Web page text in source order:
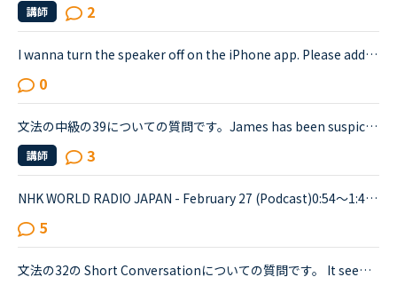
講師 2
I wanna turn the speaker off on the iPhone app. Please add a function to kill the speaker on the app.Very loud voice of tutors is coming from the speaker while tutors can not be hearing voice of us...
0
文法の中級の39についての質問です。James has been suspicious about Andrew's strange behavior lately.James「 Frankly, I don't know why you are still going to that farm. You were only going there for ...
講師 3
NHK WORLD RADIO JAPAN - February 27 (Podcast)0:54～1:49The Japanese government is studying additional measures to prop up the tourist industry and smaller businesses hit hard by the spread of a ne...
5
文法の32の Short Conversationについての質問です。 It seems like Daniel and Olivia are distracted by the street noises this evening.Olivia What's the matter? You are thinking about something, aren't...